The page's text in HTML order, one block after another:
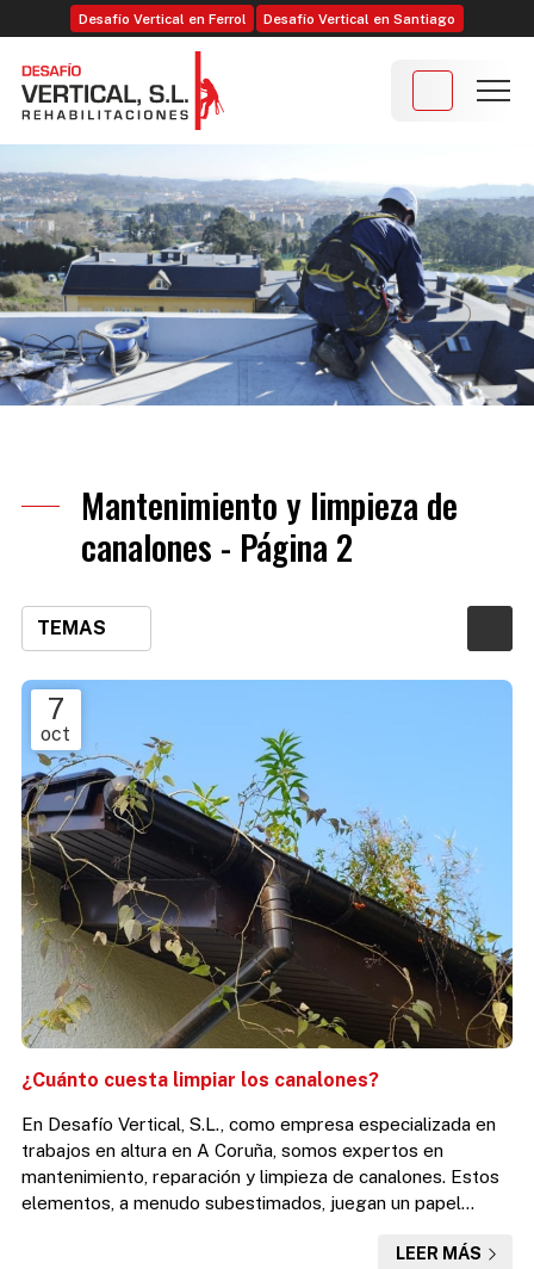
Desafío Vertical en Ferrol Desafío Vertical en Santiago
Mantenimiento y limpieza de
canalones - Página 2
TEMAS
7
oct
¿Cuánto cuesta limpiar los canalones?
En Desafío Vertical, S.L., como empresa especializada en
trabajos en altura en A Coruña, somos expertos en
mantenimiento, reparación y limpieza de canalones. Estos
elementos, a menudo subestimados, juegan un papel
vivienda. Su función principal es la de recoger y dirigir el
LEER MÁS